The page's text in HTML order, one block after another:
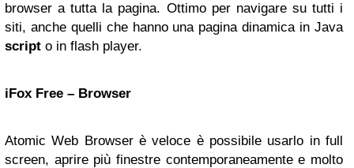
browser a tutta la pagina. Ottimo per navigare su tutti i
siti, anche quelli che hanno una pagina dinamica in Java
script o in flash player.
iFox Free – Browser
Atomic Web Browser è veloce è possibile usarlo in full
screen, aprire più finestre contemporaneamente e molto